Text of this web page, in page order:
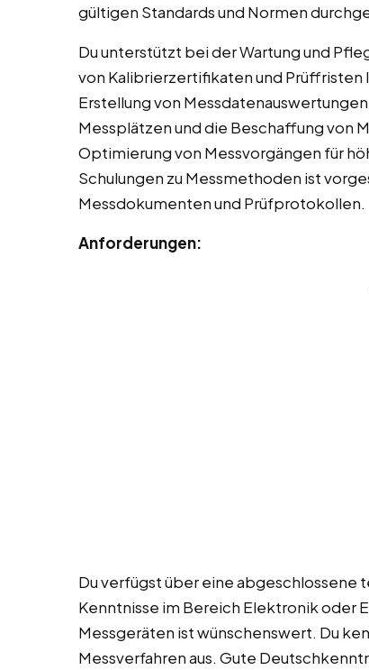
gültigen Standards und Normen
Du unterstützt bei der Wartung und
von Kalibrierzertifikaten und
Erstellung von
Messplätzen und die Beschaffung von
Optimierung von Messvorgängen für
Schulungen zu Messmethoden ist
Messdokumenten und Prüfprotokollen.
Anforderungen:
Du verfügst über eine
Kenntnisse im Bereich Elektronik oder
Messgeräten ist wünschenswert. Du
Messverfahren aus. Gute